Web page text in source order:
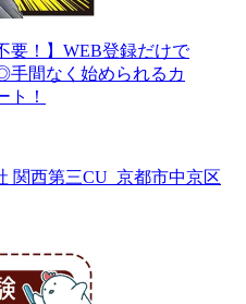
要！】WEB登録だけで
間なく始められるカ
ト！
関西第三CU_京都市中京区